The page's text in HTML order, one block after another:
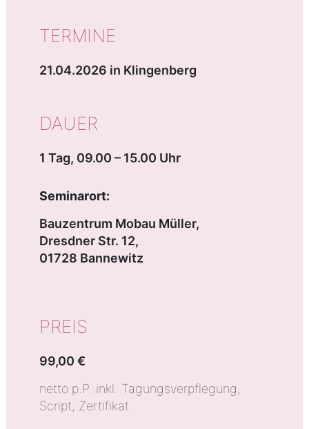
TERMINE
21.04.2026 in Klingenberg
DAUER
1 Tag, 09.00 – 15.00 Uhr
Seminarort:
Bauzentrum Mobau Müller,
Dresdner Str. 12,
01728 Bannewitz
PREIS
99,00 €
netto p.P. inkl. Tagungsverpflegung,
Script, Zertifikat